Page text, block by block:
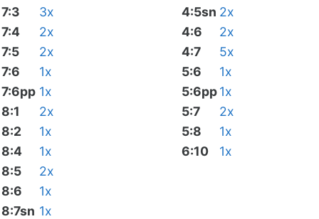
7:3
3x
7:4
2x
7:5
2x
7:6
1x
7:6pp 1x
8:1
2x
8:2
1x
8:4
1x
8:5
2x
8:6
1x
8:7sn 1x
4:5sn 2x
4:6
2x
4:7
5x
5:6
1x
5:6pp1x
5:7
2x
5:8
1x
6:10
1x